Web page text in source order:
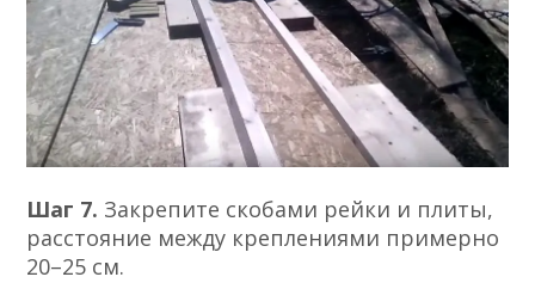
Шаг 7. Закрепите скобами рейки и плиты,
расстояние между креплениями примерно
20–25 см.